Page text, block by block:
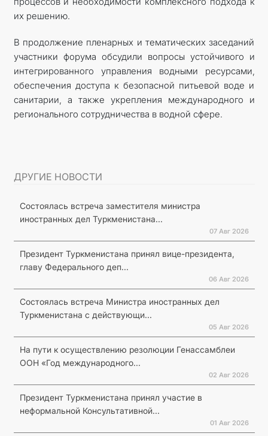
их решению.
В продолжение пленарных и тематических заседаний
участники форума обсудили вопросы устойчивого и
интегрированного управления водными ресурсами,
обеспечения доступа к безопасной питьевой воде и
санитарии, а также укрепления международного и
регионального сотрудничества в водной сфере.
ДРУГИЕ НОВОСТИ
Состоялась встреча заместителя министра
иностранных дел Туркменистана...
07 Авг 2026
Президент Туркменистана принял вице-президента,
главу Федерального деп...
06 Авг 2026
Состоялась встреча Министра иностранных дел
Туркменистана с действующи...
05 Авг 2026
На пути к осуществлению резолюции Генассамблеи
ООН «Год международного...
02 Авг 2026
Президент Туркменистана принял участие в
неформальной Консультативной...
01 Авг 2026